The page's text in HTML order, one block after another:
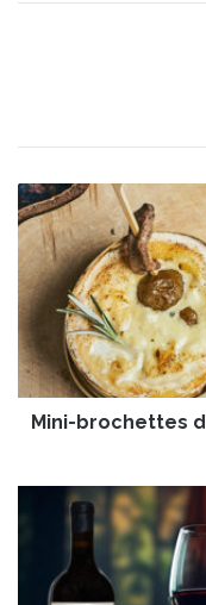
M
i
n
c
Mini-brochettes